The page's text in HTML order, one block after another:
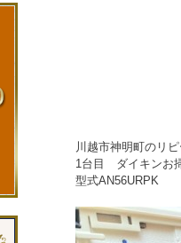
川越市神明町のリ
1台目 ダイキンお
型式AN56URPK